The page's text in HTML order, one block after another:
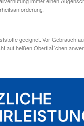
geeignet. Vor Gebrauch
auf heißen OberflaÌˆchen